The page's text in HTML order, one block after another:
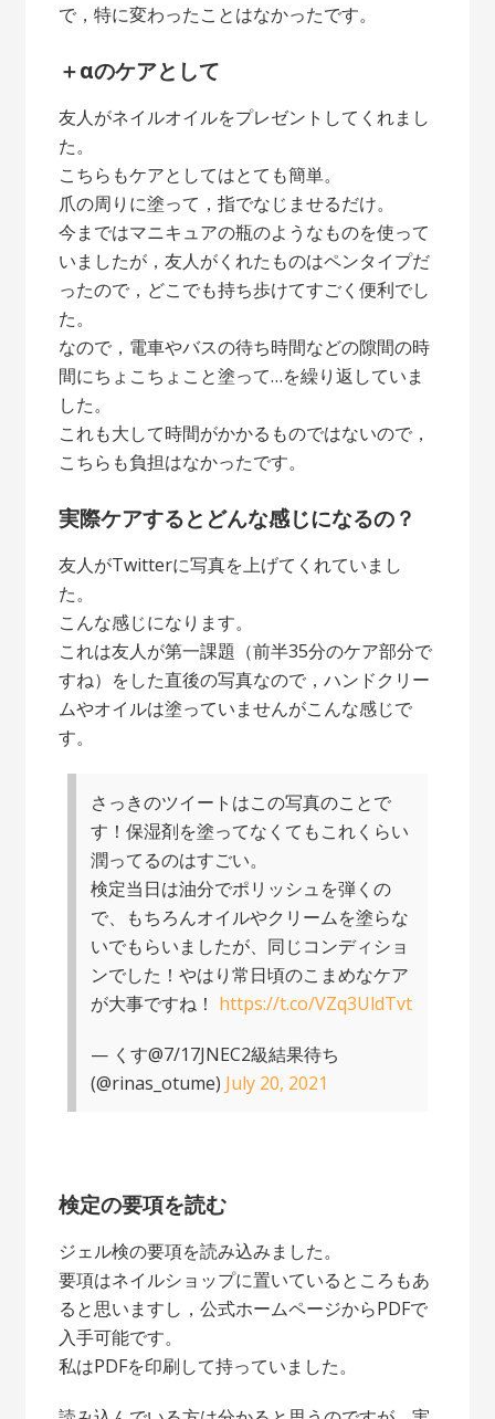
で，特に変わったことはなかったです。
＋αのケアとして
友人がネイルオイルをプレゼントしてくれまし
た。
こちらもケアとしてはとても簡単。
爪の周りに塗って，指でなじませるだけ。
今まではマニキュアの瓶のようなものを使って
いましたが，友人がくれたものはペンタイプだ
ったので，どこでも持ち歩けてすごく便利でし
た。
なので，電車やバスの待ち時間などの隙間の時
間にちょこちょこと塗って…を繰り返していま
した。
これも大して時間がかかるものではないので，
こちらも負担はなかったです。
実際ケアするとどんな感じになるの？
友人がTwitterに写真を上げてくれていまし
た。
こんな感じになります。
これは友人が第一課題（前半35分のケア部分で
すね）をした直後の写真なので，ハンドクリー
ムやオイルは塗っていませんがこんな感じで
す。
さっきのツイートはこの写真のことで
す！保湿剤を塗ってなくてもこれくらい
潤ってるのはすごい。
検定当日は油分でポリッシュを弾くの
で、もちろんオイルやクリームを塗らな
いでもらいましたが、同じコンディショ
ンでした！やはり常日頃のこまめなケア
が大事ですね！ https://t.co/VZq3UldTvt
— くす@7/17JNEC2級結果待ち
(@rinas_otume) July 20, 2021
検定の要項を読む
ジェル検の要項を読み込みました。
要項はネイルショップに置いているところもあ
ると思いますし，公式ホームページからPDFで
入手可能です。
私はPDFを印刷して持っていました。